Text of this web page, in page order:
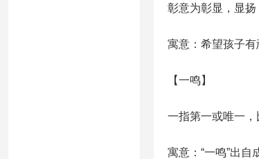
彰意为彰显，显扬
寓意：希望孩子有
【一鸣】
一指第一或唯一，
寓意：“一鸣”出自